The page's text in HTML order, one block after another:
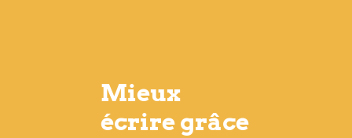
Mieux
écrire grâce